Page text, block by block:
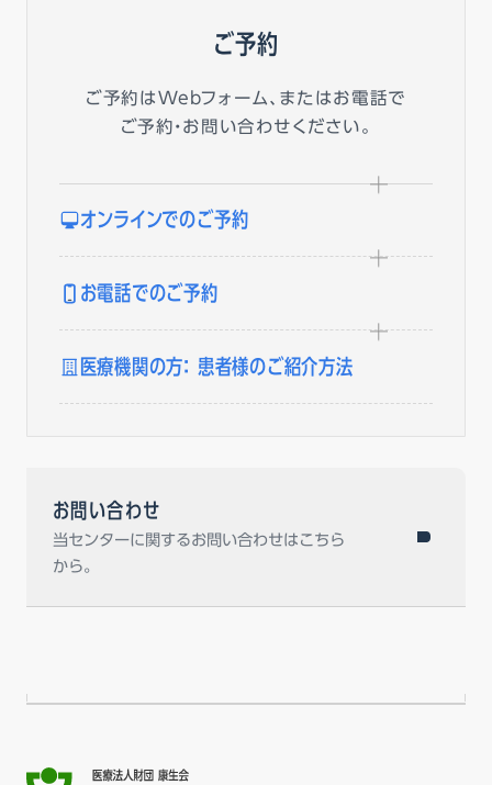
ご予約
ご予約はWebフォーム、またはお電話で
ご予約・お問い合わせください。
オンラインでのご予約
お電話でのご予約
医療機関の方： 患者様のご紹介方法
お問い合わせ
当センターに関するお問い合わせはこちら
から。